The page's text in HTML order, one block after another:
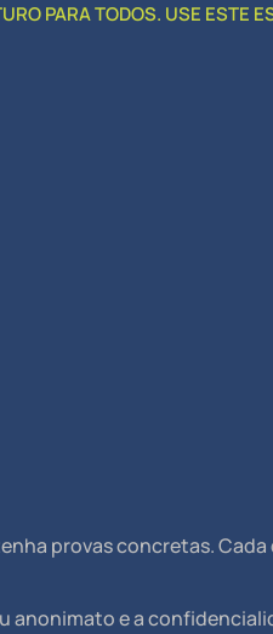
PARA TODOS. USE
provas concretas.
anonimato e a